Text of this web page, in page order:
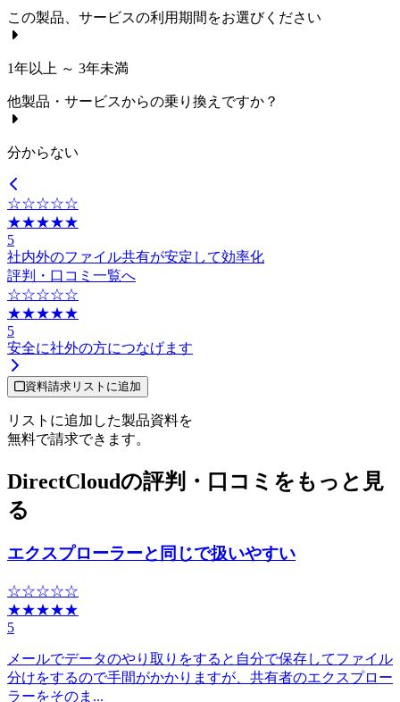
この製品、サービスの利用期間をお選びください
1年以上 ～ 3年未満
他製品・サービスからの乗り換えですか？
分からない
☆☆☆☆☆
★★★★★
5
社内外のファイル共有が安定して効率化
評判・口コミ一覧へ
☆☆☆☆☆
★★★★★
5
安全に社外の方につなげます
資料請求リストに追加
リストに追加した製品資料を
無料で請求できます。
DirectCloudの評判・口コミをもっと見
る
エクスプローラーと同じで扱いやすい
☆☆☆☆☆
★★★★★
5
メールでデータのやり取りをすると自分で保存してファイル
分けをするので手間がかかりますが、共有者のエクスプロー
ラーをそのま...